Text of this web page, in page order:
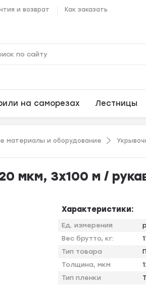
и возврат Как заказать
на саморезах Лестницы
материалы и оборудование
мкм, 3х100 м /
Характеристики:
Ед. измерения
Вес брутто, кг:
Тип товара
Толщина, мкм
Тип пленки